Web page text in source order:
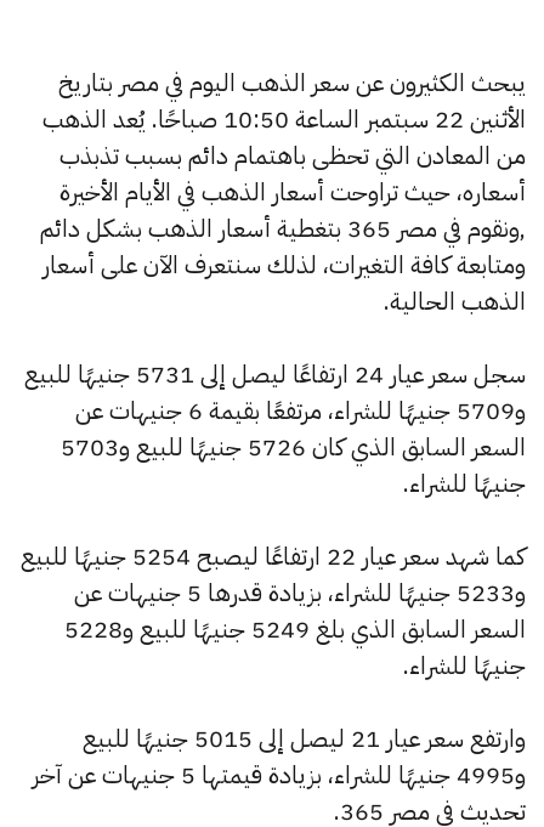
يبحث الكثيرون عن سعر الذهب اليوم في مصر بتاريخ
الأثنين 22 سبتمبر الساعة 10:50 صباحًا. يُعد الذهب
من المعادن التي تحظى باهتمام دائم بسبب تذبذب
أسعاره، حيث تراوحت أسعار الذهب في الأيام الأخيرة
,ونقوم في مصر 365 بتغطية أسعار الذهب بشكل دائم
ومتابعة كافة التغيرات، لذلك سنتعرف الآن على أسعار
الذهب الحالية.
سجل سعر عيار 24 ارتفاعًا ليصل إلى 5731 جنيهًا للبيع
و5709 جنيهًا للشراء، مرتفعًا بقيمة 6 جنيهات عن
السعر السابق الذي كان 5726 جنيهًا للبيع و5703
جنيهًا للشراء.
كما شهد سعر عيار 22 ارتفاعًا ليصبح 5254 جنيهًا للبيع
و5233 جنيهًا للشراء، بزيادة قدرها 5 جنيهات عن
السعر السابق الذي بلغ 5249 جنيهًا للبيع و5228
جنيهًا للشراء.
وارتفع سعر عيار 21 ليصل إلى 5015 جنيهًا للبيع
و4995 جنيهًا للشراء، بزيادة قيمتها 5 جنيهات عن آخر
تحديث في مصر 365.